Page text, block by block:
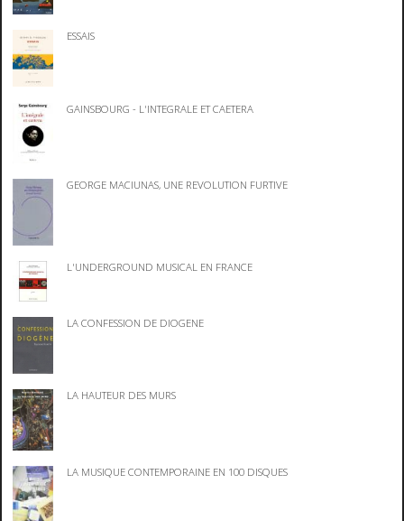
ESSAIS
GAINSBOURG - L'INTEGRALE ET CAETERA
GEORGE MACIUNAS, UNE REVOLUTION FURTIVE
L'UNDERGROUND MUSICAL EN FRANCE
LA CONFESSION DE DIOGENE
LA HAUTEUR DES MURS
LA MUSIQUE CONTEMPORAINE EN 100 DISQUES